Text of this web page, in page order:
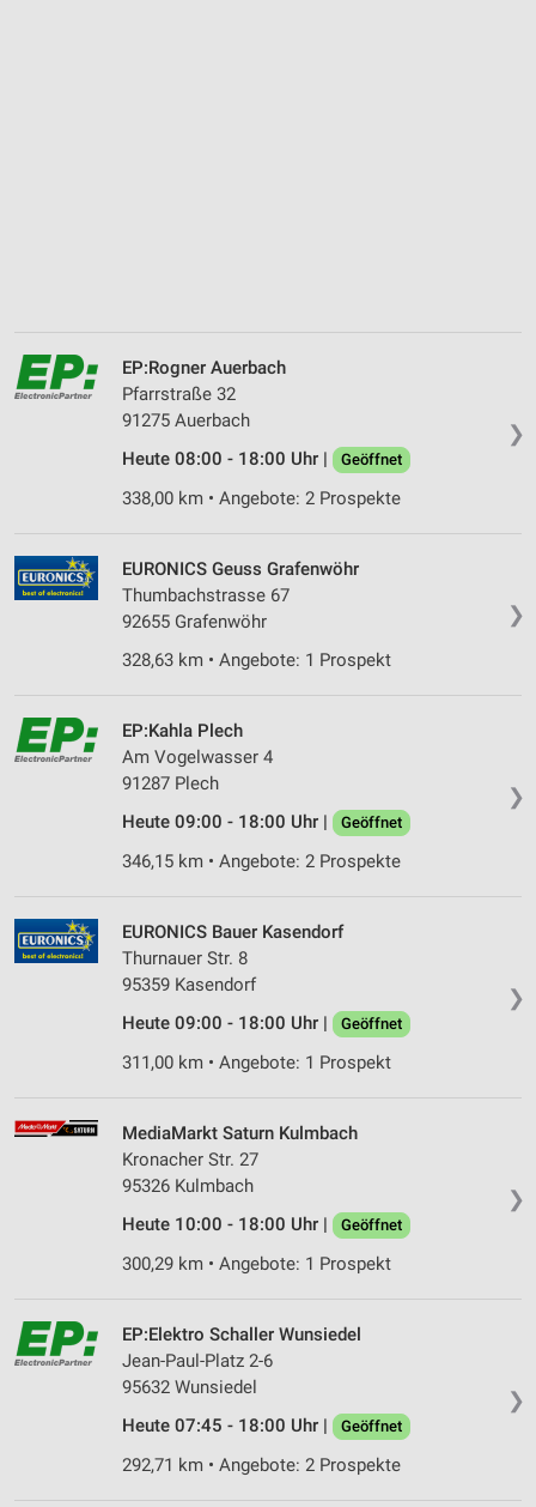
❯
EP:Rogner Auerbach
Pfarrstraße 32
91275 Auerbach
Heute 08:00 - 18:00 Uhr |
Geöffnet
338,00 km • Angebote: 2 Prospekte
❯
EURONICS Geuss Grafenwöhr
Thumbachstrasse 67
92655 Grafenwöhr
328,63 km • Angebote: 1 Prospekt
❯
EP:Kahla Plech
Am Vogelwasser 4
91287 Plech
Heute 09:00 - 18:00 Uhr |
Geöffnet
346,15 km • Angebote: 2 Prospekte
❯
EURONICS Bauer Kasendorf
Thurnauer Str. 8
95359 Kasendorf
Heute 09:00 - 18:00 Uhr |
Geöffnet
311,00 km • Angebote: 1 Prospekt
❯
MediaMarkt Saturn Kulmbach
Kronacher Str. 27
95326 Kulmbach
Heute 10:00 - 18:00 Uhr |
Geöffnet
300,29 km • Angebote: 1 Prospekt
❯
EP:Elektro Schaller Wunsiedel
Jean-Paul-Platz 2-6
95632 Wunsiedel
Heute 07:45 - 18:00 Uhr |
Geöffnet
292,71 km • Angebote: 2 Prospekte